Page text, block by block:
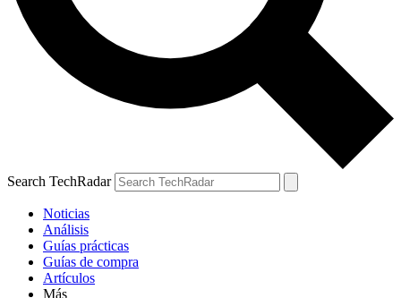
Search TechRadar
Noticias
Análisis
Guías prácticas
Guías de compra
Artículos
Más